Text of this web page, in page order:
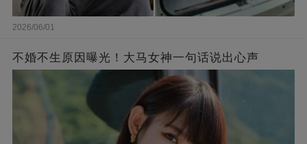
2026/06/01
不婚不生原因曝光！大马女神一句话说出心声